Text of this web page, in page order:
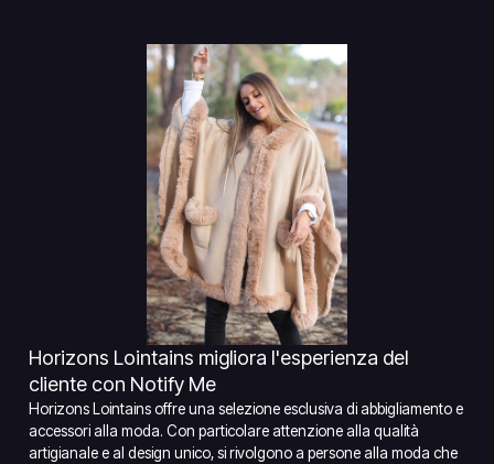
Horizons Lointains migliora l'esperienza del
cliente con Notify Me
Horizons Lointains offre una selezione esclusiva di abbigliamento e
accessori alla moda. Con particolare attenzione alla qualità
artigianale e al design unico, si rivolgono a persone alla moda che